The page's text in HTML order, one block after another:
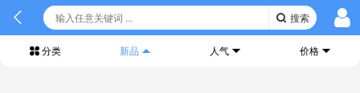
搜索
分类 新品 人气 价格